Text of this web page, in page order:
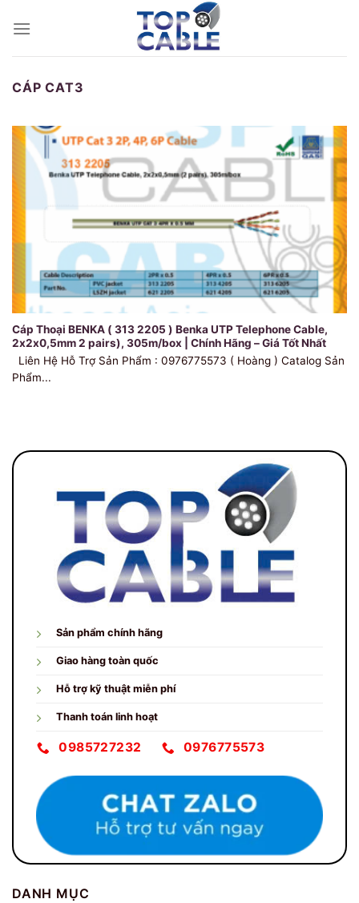
CÁP CAT3
Sản phẩm chính hãng
Giao hàng toàn quốc
Hỗ trợ kỹ thuật miễn phí
Thanh toán linh hoạt
0985727232 0976775573
DANH MỤC
Cáp Thoại BENKA ( 313 2205 ) Benka UTP Telephone Cable,
2x2x0,5mm 2 pairs), 305m/box | Chính Hãng – Giá Tốt Nhất
Liên Hệ Hỗ Trợ Sản Phẩm : 0976775573 ( Hoàng ) Catalog Sản
Phẩm...